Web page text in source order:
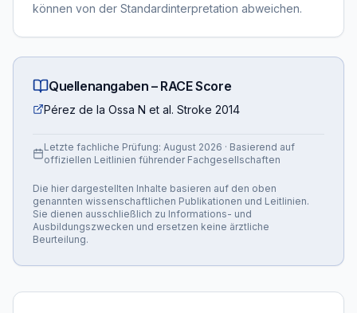
können von der Standardinterpretation abweichen.
Quellenangaben – RACE Score
Pérez de la Ossa N et al. Stroke 2014
Letzte fachliche Prüfung: August 2026 · Basierend auf
offiziellen Leitlinien führender Fachgesellschaften
Die hier dargestellten Inhalte basieren auf den oben
genannten wissenschaftlichen Publikationen und Leitlinien.
Sie dienen ausschließlich zu Informations- und
Ausbildungszwecken und ersetzen keine ärztliche
Beurteilung.